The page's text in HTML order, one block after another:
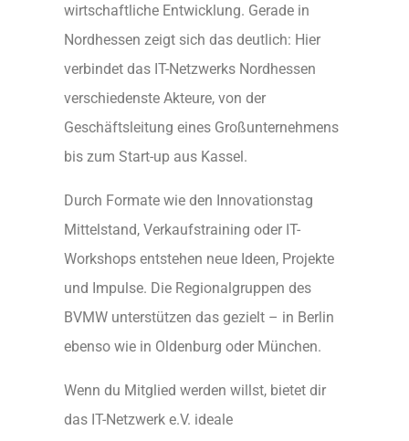
wirtschaftliche Entwicklung. Gerade in
Nordhessen zeigt sich das deutlich: Hier
verbindet das IT-Netzwerks Nordhessen
verschiedenste Akteure, von der
Geschäftsleitung eines Großunternehmens
bis zum Start-up aus Kassel.
Durch Formate wie den Innovationstag
Mittelstand, Verkaufstraining oder IT-
Workshops entstehen neue Ideen, Projekte
und Impulse. Die Regionalgruppen des
BVMW unterstützen das gezielt – in Berlin
ebenso wie in Oldenburg oder München.
Wenn du Mitglied werden willst, bietet dir
das IT-Netzwerk e.V. ideale